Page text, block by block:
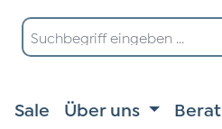
Sale Über uns